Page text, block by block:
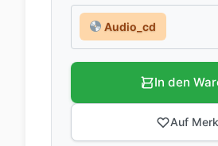
Audio_cd
In den
Auf